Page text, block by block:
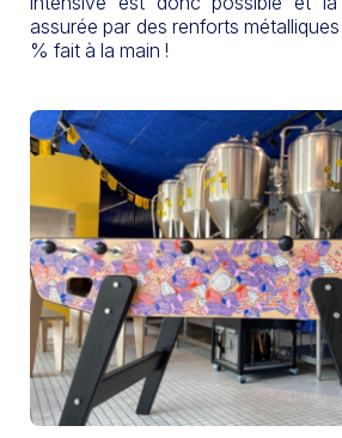
assurée par des renforts
% fait à la main !